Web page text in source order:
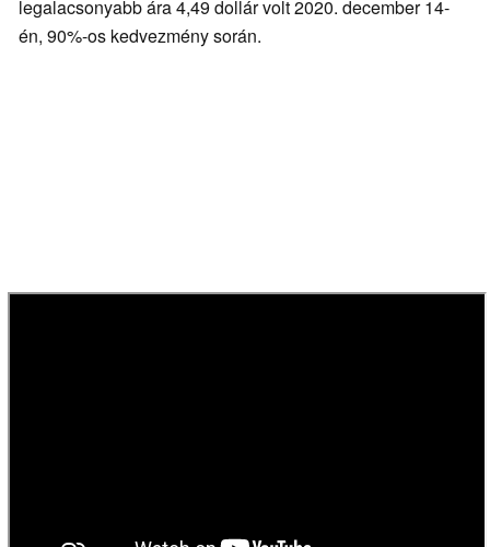
legalacsonyabb ára 4,49 dollár volt 2020. december 14-
én, 90%-os kedvezmény során.